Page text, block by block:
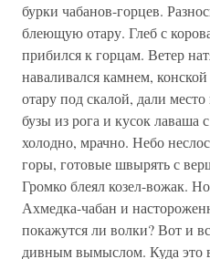
бурки чабанов-горцев.
блеющую отару. Глеб с
прибился к горцам. Ветер
наваливался камнем,
отару под скалой, дали
бузы из рога и кусок
холодно, мрачно. Небо
горы, готовые швырять с
Громко блеял козел-вожак.
Ахмедка-чабан и
покажутся ли волки? Вот и
дивным вымыслом. Куда это